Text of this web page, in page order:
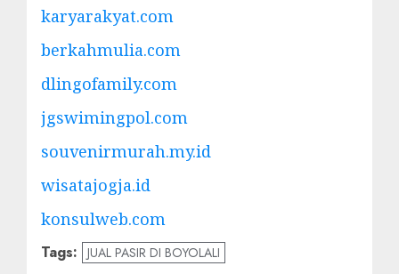
karyarakyat.com
berkahmulia.com
dlingofamily.com
jgswimingpol.com
souvenirmurah.my.id
wisatajogja.id
konsulweb.com
Tags: JUAL PASIR DI BOYOLALI